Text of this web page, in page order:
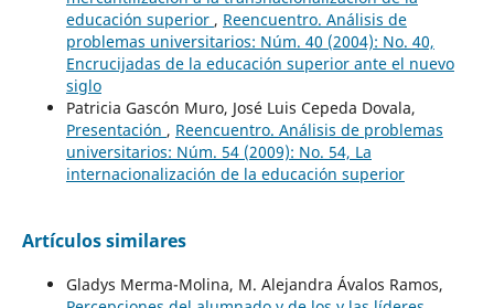
educación superior , Reencuentro. Análisis de
problemas universitarios: Núm. 40 (2004): No. 40,
Encrucijadas de la educación superior ante el nuevo
siglo
Patricia Gascón Muro, José Luis Cepeda Dovala,
Presentación , Reencuentro. Análisis de problemas
universitarios: Núm. 54 (2009): No. 54, La
internacionalización de la educación superior
Artículos similares
Gladys Merma-Molina, M. Alejandra Ávalos Ramos,